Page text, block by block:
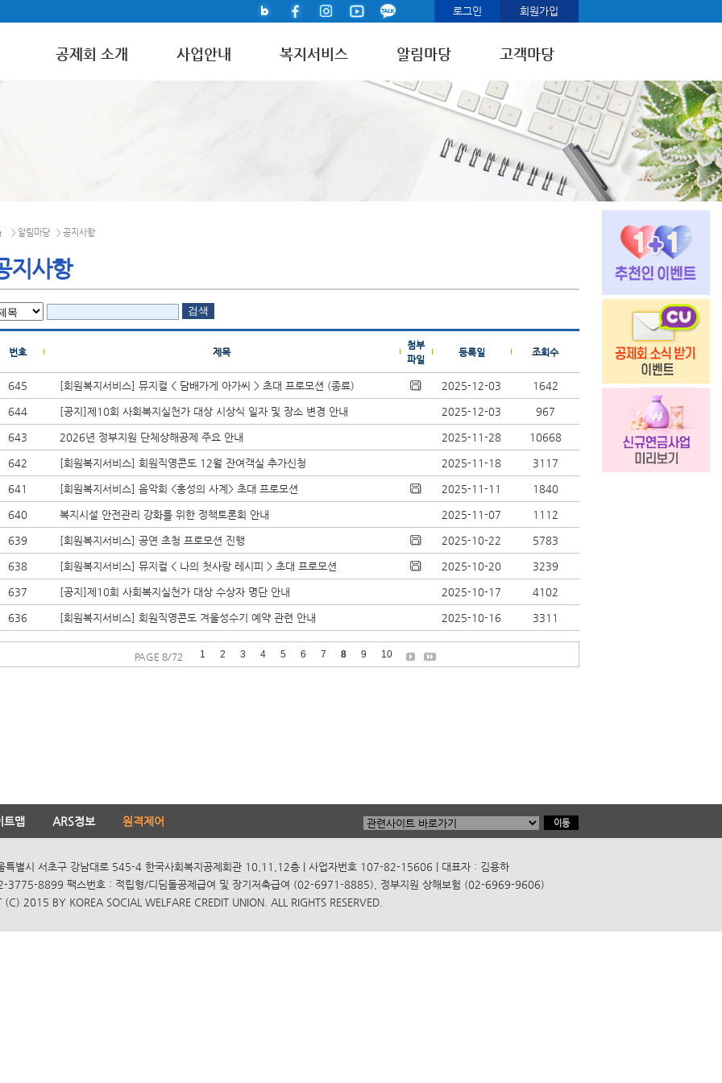
로그인 회원가입
공제회 소개 사업안내 복지서비스 알림마당 고객마당
> 알림마당 > 공지사항
지사항
번호 제목
첨부
파일
등록일 조회수
645 [회원복지서비스] 뮤지컬 < 담배가게 아가씨 > 초대 프로모션 (종료) 2025-12-03 1642
644 [공지]제10회 사회복지실천가 대상 시상식 일자 및 장소 변경 안내 2025-12-03 967
643 2026년 정부지원 단체상해공제 주요 안내 2025-11-28 10668
642 [회원복지서비스] 회원직영콘도 12월 잔여객실 추가신청 2025-11-18 3117
641 [회원복지서비스] 음악회 <홍성의 사계> 초대 프로모션 2025-11-11 1840
640 복지시설 안전관리 강화를 위한 정책토론회 안내 2025-11-07 1112
639 [회원복지서비스] 공연 초청 프로모션 진행 2025-10-22 5783
638 [회원복지서비스] 뮤지컬 < 나의 첫사랑 레시피 > 초대 프로모션 2025-10-20 3239
637 [공지]제10회 사회복지실천가 대상 수상자 명단 안내 2025-10-17 4102
636 [회원복지서비스] 회원직영콘도 겨울성수기 예약 관련 안내 2025-10-16 3311
PAGE 8/72 1 2 3 4 5 6 7 8 9 10
트맵 ARS정보 원격제어
별시 서초구 강남대로 545-4 한국사회복지공제회관 10,11,12층 | 사업자번호 107-82-15606 | 대표자 : 김용하
3775-8899 팩스번호 : 적립형/디딤돌공제급여 및 장기저축급여 (02-6971-8885), 정부지원 상해보험 (02-6969-9606)
(C) 2015 BY KOREA SOCIAL WELFARE CREDIT UNION. ALL RIGHTS RESERVED.